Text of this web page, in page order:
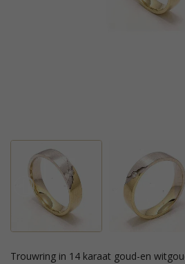
trouwring in 14 karaat goud-en witgoud met 1 briljantgeslepen